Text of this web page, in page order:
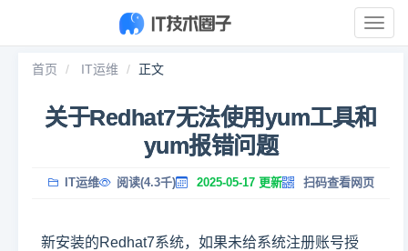
展
开
首页 IT运维 正文
关于Redhat7无法使用yum工具和
yum报错问题
IT运维 阅读(4.3千) 2025-05-17 更新 扫码查看网页
新安装的Redhat7系统，如果未给系统注册账号授